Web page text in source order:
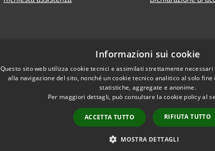
Copyright ©
Informazioni sui cookie
Questo sito web utilizza cookie tecnici e assimilati strettamente
alla navigazione del sito, nonché un cookie tecnico analitico al solo
statistiche, aggregate e anonime.
Per maggiori dettagli, può consultare la cookie policy al
ACCETTA TUTTO RIFIUTA TUTTO
MOSTRA DETTAGLI